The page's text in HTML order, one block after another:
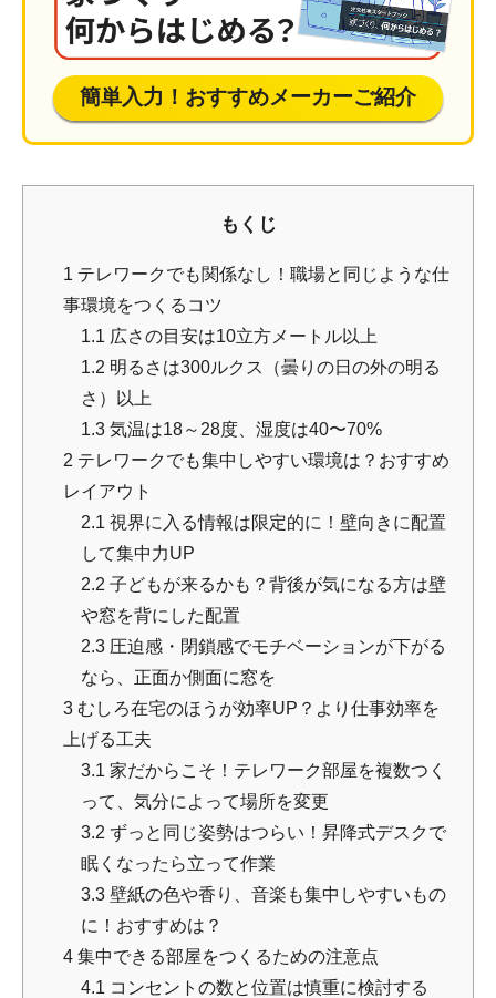
簡単入力！おすすめメーカーご紹介
もくじ
1 テレワークでも関係なし！職場と同じような仕
事環境をつくるコツ
1.1 広さの目安は10立方メートル以上
1.2 明るさは300ルクス（曇りの日の外の明る
さ）以上
1.3 気温は18～28度、湿度は40〜70%
2 テレワークでも集中しやすい環境は？おすすめ
レイアウト
2.1 視界に入る情報は限定的に！壁向きに配置
して集中力UP
2.2 子どもが来るかも？背後が気になる方は壁
や窓を背にした配置
2.3 圧迫感・閉鎖感でモチベーションが下がる
なら、正面か側面に窓を
3 むしろ在宅のほうが効率UP？より仕事効率を
上げる工夫
3.1 家だからこそ！テレワーク部屋を複数つく
って、気分によって場所を変更
3.2 ずっと同じ姿勢はつらい！昇降式デスクで
眠くなったら立って作業
3.3 壁紙の色や香り、音楽も集中しやすいもの
に！おすすめは？
4 集中できる部屋をつくるための注意点
4.1 コンセントの数と位置は慎重に検討する